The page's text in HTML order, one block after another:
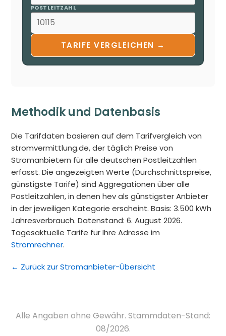
POSTLEITZAHL
TARIFE VERGLEICHEN →
Methodik und Datenbasis
Die Tarifdaten basieren auf dem Tarifvergleich von
stromvermittlung.de, der täglich Preise von
Stromanbietern für alle deutschen Postleitzahlen
erfasst. Die angezeigten Werte (Durchschnittspreise,
günstigste Tarife) sind Aggregationen über alle
Postleitzahlen, in denen hev als günstigster Anbieter
in der jeweiligen Kategorie erscheint. Basis: 3.500 kWh
Jahresverbrauch. Datenstand: 6. August 2026.
Tagesaktuelle Tarife für Ihre Adresse im
Stromrechner.
← Zurück zur Stromanbieter-Übersicht
Alle Angaben ohne Gewähr. Stammdaten-Stand:
08/2026.